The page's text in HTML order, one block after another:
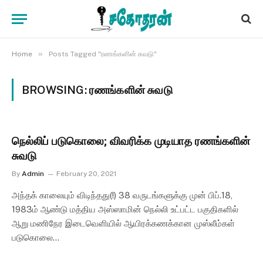
Home » Posts Tagged "ரணங்களின் சுவடு"
BROWSING:ரணங்களின் சுவடு
நெல்லிப் படுகொலை; விவரிக்க முடியாத ரணங்களின்
சுவடு
By Admin February 20, 2021
அந்தக் காலையும் விடிந்தது(!) 38 வருடங்களுக்கு முன் பிப்.18,
1983ம் ஆண்டு மத்திய அஸ்ஸாமின் நெல்லி உட்பட்ட பகுதிகளில்
ஆறு மணிநேர இடைவெளியில் ஆயிரக்கணக்கான முஸ்லீம்கள்
படுகொலை…